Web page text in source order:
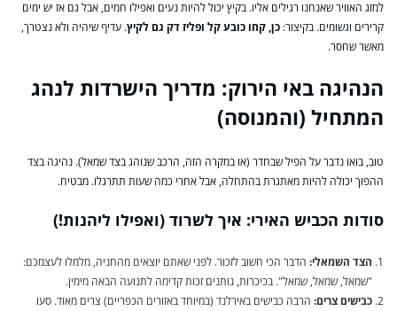
למזג האוויר שאנחנו רגילים אליו. בקיץ יכול להיות נעים ואפילו חמים, אבל גם אז יש ימים
קרירים וגשומים. בקיצור: כן, קחו כובע קל ופליז דק גם לקיץ. עדיף שיהיה ולא נצטרך,
מאשר שחסר.
הנהיגה באי הירוק: מדריך הישרדות לנהג
המתחיל (והמנוסה)
טוב, בואו נדבר על הפיל שבחדר (או במקרה הזה, הרכב שנוהג בצד שמאל). נהיגה בצד
ההפוך יכולה להיות מאתגרת בהתחלה, אבל אחרי כמה שעות תתרגלו. מבטיח.
סודות הכביש האירי: איך לשרוד (ואפילו ליהנות!)
הצד השמאלי: הדבר הכי חשוב לזכור. לפני שאתם יוצאים מהחניה, מלמלו לעצמכם:
"שמאל, שמאל, שמאל". בכיכרות, נותנים זכות קדימה לתנועה הבאה מימין.
כבישים צרים: הרבה כבישים באירלנד (במיוחד באזורים הכפריים) צרים מאוד. סעו